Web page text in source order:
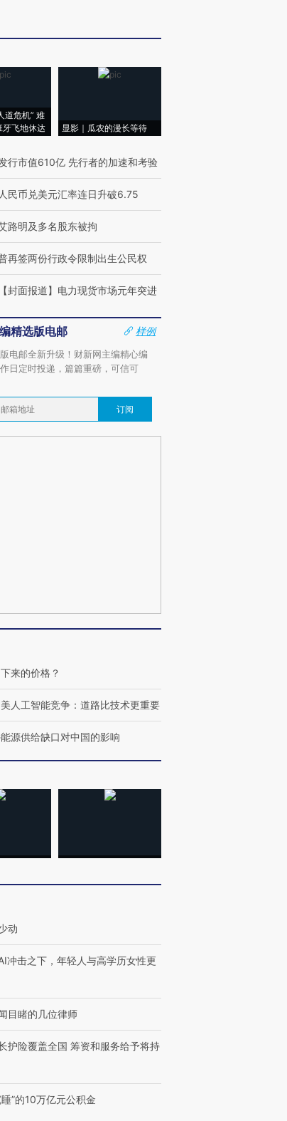
马航飞行员跨国走私7万
粒摇头丸 尿检体内含3种
视线｜被称为“蟑螂”的印
道危机” 难
牙飞地休达
显影｜瓜农的漫长等待
行市值610亿 先行者的加速和考验
民币兑美元汇率连日升破6.75
路明及多名股东被拘
再签两份行政令限制出生公民权
【封面报道】电力现货市场元年突进
精选版电邮
样例
电邮全新升级！财新网主编精心编
日定时投递，篇篇重磅，可信可
订阅
来的价格？
人工智能竞争：道路比技术更重要
源供给缺口对中国的影响
动
冲击之下，年轻人与高学历女性更
目睹的几位律师
护险覆盖全国 筹资和服务给予将持
睡”的10万亿元公积金